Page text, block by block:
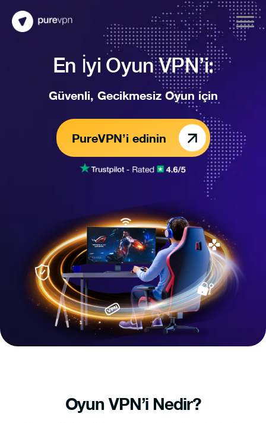
En İyi Oyun VPN’i:
Güvenli, Gecikmesiz Oyun için
PureVPN’i edinin
Oyun VPN’i Nedir?